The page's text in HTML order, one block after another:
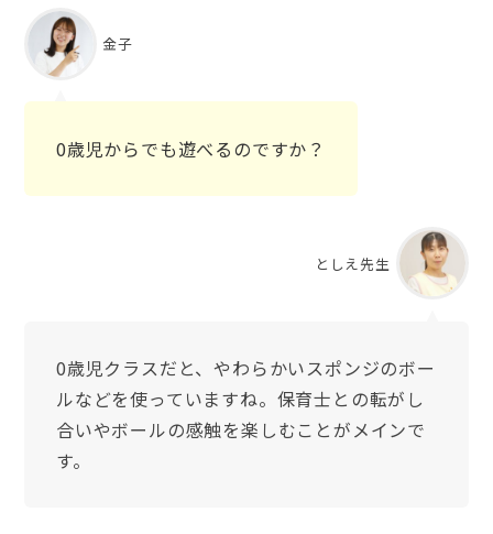
金子
0歳児からでも遊べるのですか？
としえ先生
0歳児クラスだと、やわらかいスポンジのボー
ルなどを使っていますね。保育士との転がし
合いやボールの感触を楽しむことがメインで
す。